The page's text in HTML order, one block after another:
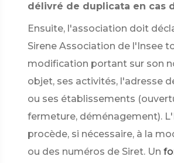
délivré de duplicata en cas
Ensuite, l'association doit
Sirene Association de l'Insee
modification portant sur son
objet, ses activités, l'adresse
ou ses établissements
fermeture, déménagement).
procède, si nécessaire, à la
ou des numéros de Siret. Un